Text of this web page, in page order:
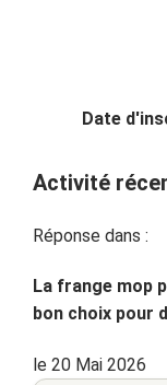
Date
Activité
Réponse dans :
La frange mop
bon choix pour
le 20 Mai 2026